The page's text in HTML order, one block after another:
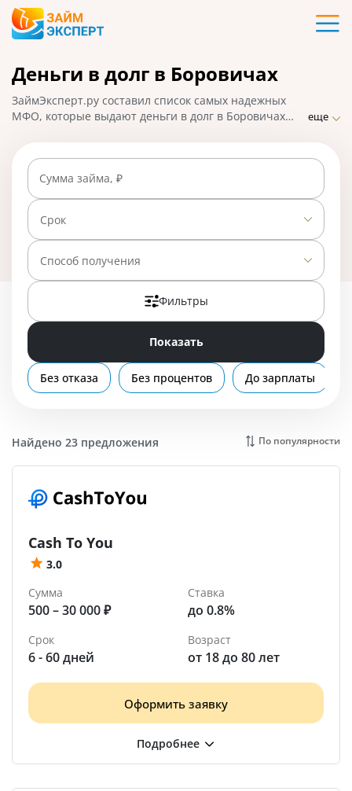
Карты
Кредиты
Ипотека
Займы
Вклады
Бизнес
Деньги в долг в Боровичах
ЗаймЭксперт.ру составил список самых надежных
МФО, которые выдают деньги в долг в Боровичах
подавайте заявку на микрозайм онлайн, взять деньги
можно наличными или на карту, счет, кошелек. На
01.05.2025 вам доступно 23 предложения со ставкой
от 0% в день.
еще
Сумма займа, ₽
Срок
Способ получения
Фильтры
Показать
Без отказа Без процентов До зарплаты
Найдено 23 предложения По популярности
Cash To You
3.0
Сумма
500 – 30 000 ₽
Ставка
до 0.8%
Срок
6 - 60 дней
Возраст
от 18 до 80 лет
Оформить заявку